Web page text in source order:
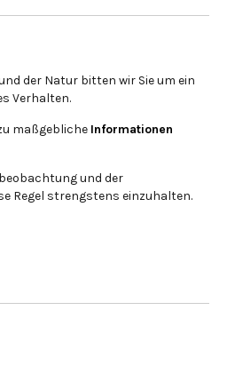
der Natur bitten wir Sie um ein
Verhalten.
maßgebliche Informationen
und der
Regel strengstens einzuhalten.